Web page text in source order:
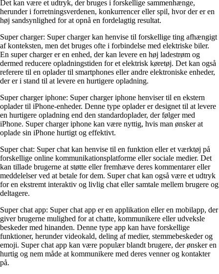
Det kan være et udtryk, der bruges i forskellige sammenhænge,
herunder i forretningsverdenen, konkurrencer eller spil, hvor der er en
høj sandsynlighed for at opnå en fordelagtig resultat.
Super charger: Super charger kan henvise til forskellige ting afhængigt
af konteksten, men det bruges ofte i forbindelse med elektriske biler.
En super charger er en enhed, der kan levere en høj ladestrøm og
dermed reducere opladningstiden for et elektrisk køretøj. Det kan også
referere til en oplader til smartphones eller andre elektroniske enheder,
der er i stand til at levere en hurtigere opladning.
Super charger iphone: Super charger iphone henviser til en ekstern
oplader til iPhone-enheder. Denne type oplader er designet til at levere
en hurtigere opladning end den standardoplader, der følger med
iPhone. Super charger iphone kan være nyttig, hvis man ønsker at
oplade sin iPhone hurtigt og effektivt.
Super chat: Super chat kan henvise til en funktion eller et værktøj på
forskellige online kommunikationsplatforme eller sociale medier. Det
kan tillade brugerne at støtte eller fremhæve deres kommentarer eller
meddelelser ved at betale for dem. Super chat kan også være et udtryk
for en ekstremt interaktiv og livlig chat eller samtale mellem brugere og
deltagere.
Super chat app: Super chat app er en applikation eller en mobilapp, der
giver brugerne mulighed for at chatte, kommunikere eller udveksle
beskeder med hinanden. Denne type app kan have forskellige
funktioner, herunder videokald, deling af medier, stemmebeskeder og
emoji. Super chat app kan være populær blandt brugere, der ønsker en
hurtig og nem måde at kommunikere med deres venner og kontakter
på.